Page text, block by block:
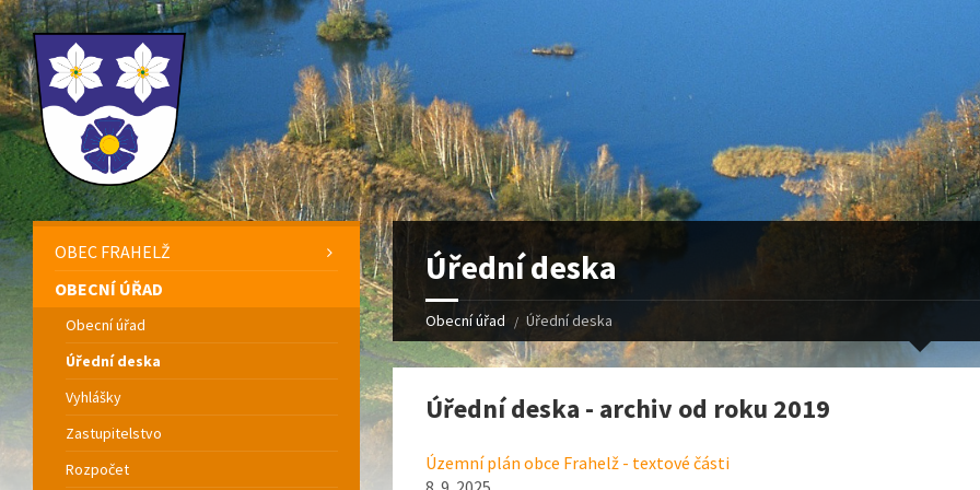
Úřední deska
Obecní úřad Úřední deska
Úřední deska - archiv od roku 2019
Územní plán obce Frahelž - textové části
OBEC FRAHELŽ
OBECNÍ ÚŘAD
Obecní úřad
Úřední deska
Vyhlášky
Zastupitelstvo
Rozpočet